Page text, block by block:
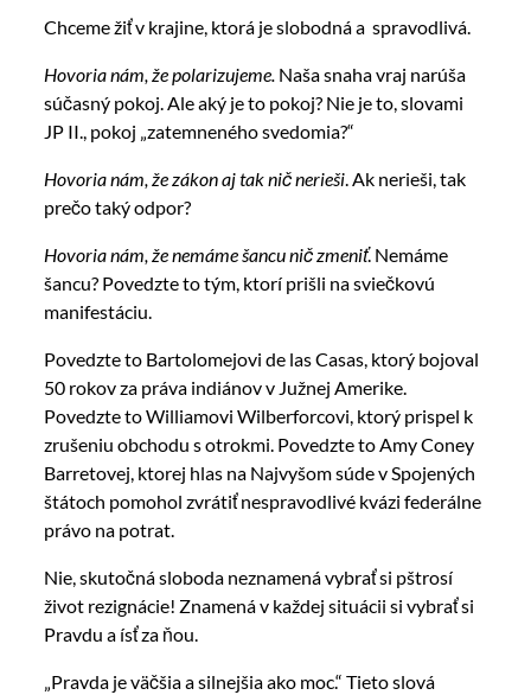
Chceme žiť v krajine, ktorá je slobodná a spravodlivá.
Hovoria nám, že polarizujeme. Naša snaha vraj narúša
súčasný pokoj. Ale aký je to pokoj? Nie je to, slovami
JP II., pokoj „zatemneného svedomia?“
Hovoria nám, že zákon aj tak nič nerieši. Ak nerieši, tak
prečo taký odpor?
Hovoria nám, že nemáme šancu nič zmeniť. Nemáme
šancu? Povedzte to tým, ktorí prišli na sviečkovú
manifestáciu.
Povedzte to Bartolomejovi de las Casas, ktorý bojoval
50 rokov za práva indiánov v Južnej Amerike.
Povedzte to Williamovi Wilberforcovi, ktorý prispel k
zrušeniu obchodu s otrokmi. Povedzte to Amy Coney
Barretovej, ktorej hlas na Najvyšom súde v Spojených
štátoch pomohol zvrátiť nespravodlivé kvázi federálne
právo na potrat.
Nie, skutočná sloboda neznamená vybrať si pštrosí
život rezignácie! Znamená v každej situácii si vybrať si
Pravdu a ísť za ňou.
„Pravda je väčšia a silnejšia ako moc.“ Tieto slová